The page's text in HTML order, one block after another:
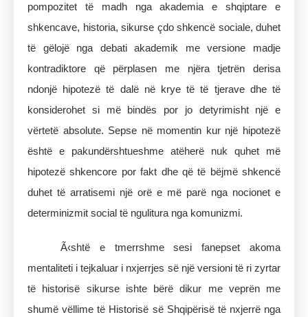
pompozitet të madh nga akademia e shqiptare e
shkencave, historia, sikurse çdo shkencë sociale, duhet
të gëlojë nga debati akademik me versione madje
kontradiktore që përplasen me njëra tjetrën derisa
ndonjë hipotezë të dalë në krye të të tjerave dhe të
konsiderohet si më bindës por jo detyrimisht një e
vërtetë absolute. Sepse në momentin kur një hipotezë
është e pakundërshtueshme atëherë nuk quhet më
hipotezë shkencore por fakt dhe që të bëjmë shkencë
duhet të arratisemi një orë e më parë nga nocionet e
determinizmit social të ngulitura nga komunizmi.
Ã‹shtë e tmerrshme sesi fanepset akoma
mentaliteti i tejkaluar i nxjerrjes së një versioni të ri zyrtar
të historisë sikurse ishte bërë dikur me veprën me
shumë vëllime të Historisë së Shqipërisë të nxjerrë nga